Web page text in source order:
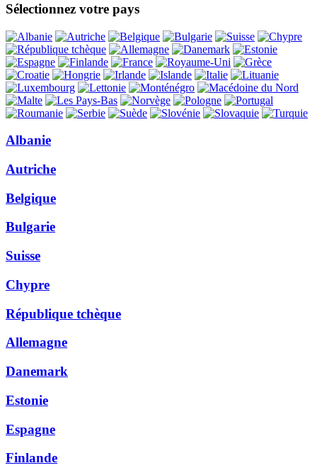
Sélectionnez votre pays
Albanie
Autriche
Belgique
Bulgarie
Suisse
Chypre
République tchèque
Allemagne
Danemark
Estonie
Espagne
Finlande